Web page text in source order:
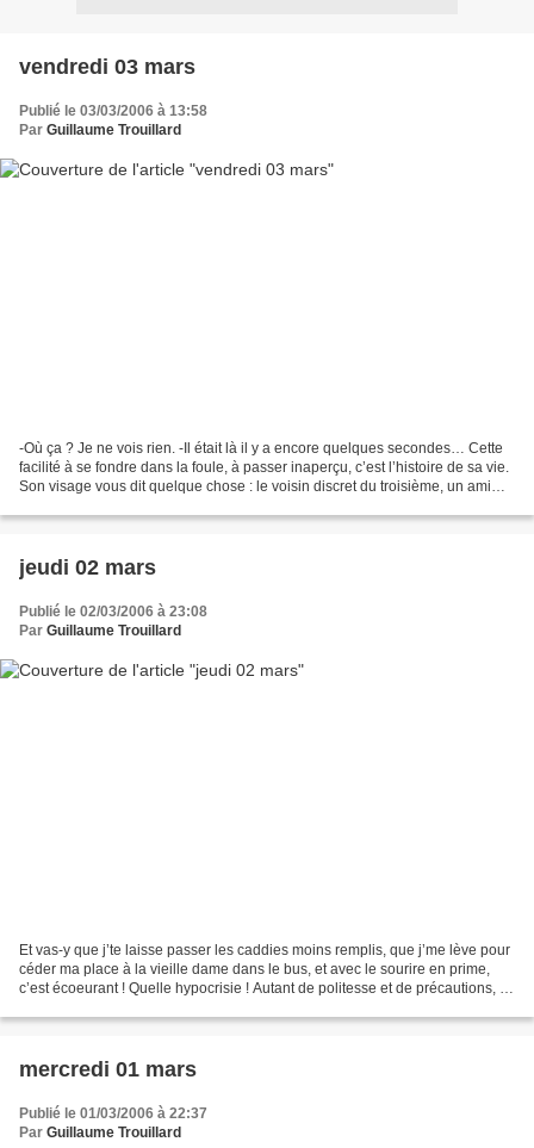
vendredi 03 mars
Publié le 03/03/2006 à 13:58
Par Guillaume Trouillard
-Où ça ? Je ne vois rien. -Il était là il y a encore quelques secondes… Cette
facilité à se fondre dans la foule, à passer inaperçu, c’est l’histoire de sa vie.
Son visage vous dit quelque chose : le voisin discret du troisième, un ami
jeudi 02 mars
Publié le 02/03/2006 à 23:08
Par Guillaume Trouillard
Et vas-y que j’te laisse passer les caddies moins remplis, que j’me lève pour
céder ma place à la vieille dame dans le bus, et avec le sourire en prime,
c’est écoeurant ! Quelle hypocrisie ! Autant de politesse et de précautions, ça
mercredi 01 mars
Publié le 01/03/2006 à 22:37
Par Guillaume Trouillard